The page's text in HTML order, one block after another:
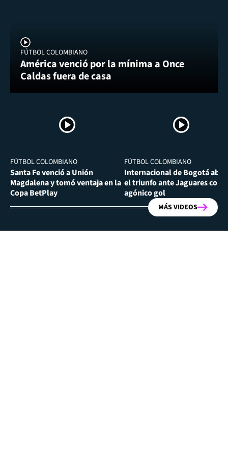
FÚTBOL COLOMBIANO
América venció por la mínima a Once
Caldas fuera de casa
FÚTBOL COLOMBIANO
Santa Fe venció a Unión
Magdalena y tomó ventaja en la
Copa BetPlay
FÚTBOL COLOMBIANO
Internacional de Bogotá
el triunfo ante Jaguares con
agónico gol
MÁS VIDEOS